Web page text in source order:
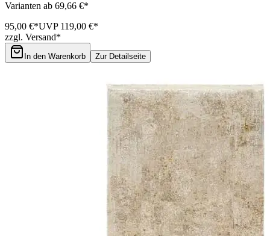
Varianten ab 69,66 €*
95,00 €*UVP 119,00 €*
zzgl. Versand*
In den Warenkorb Zur Detailseite